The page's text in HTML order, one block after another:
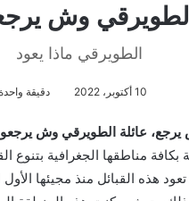
الطويرقي وش
الطويرقي ماذا يعود
10 أكتوبر، 2022 دقيقة
عائلة الطويرقي وش
بكافة مناطقها الجغرافية بتنوع
تعود هذه القبائل منذ مجيئها